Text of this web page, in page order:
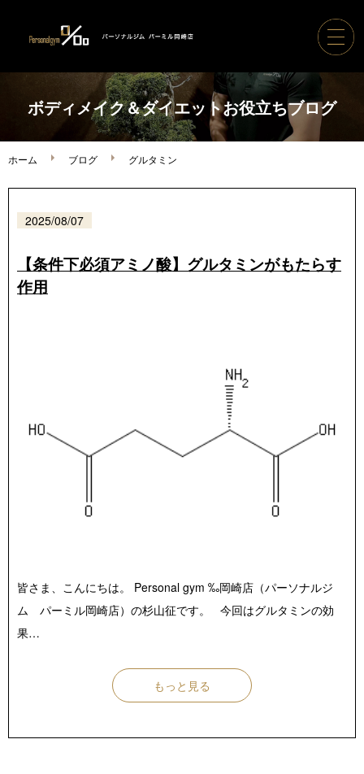
ホーム
パーソナルジムパーミル
コース案内・料金
店舗紹介 / アクセス
よくあるご質問
ボディメイク＆ダイエットお役立ちブログ
ホーム ブログ グルタミン
2025/08/07
【条件下必須アミノ酸】グルタミンがもたらす
作用
皆さま、こんにちは。 Personal gym ‰岡崎店（パーソナルジ
ム パーミル岡崎店）の杉山征です。 今回はグルタミンの効
果…
もっと見る